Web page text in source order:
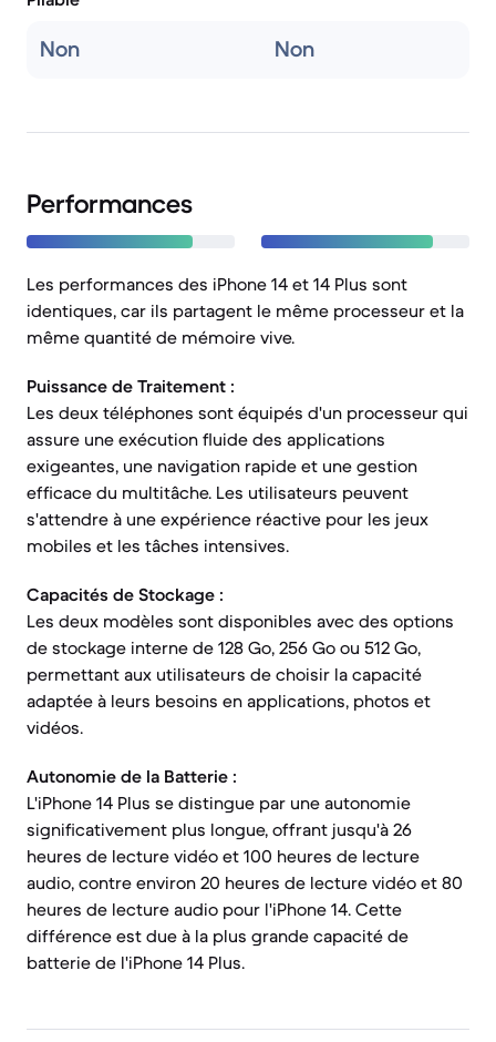
Non Non
Performances
Les performances des iPhone 14 et 14 Plus sont
identiques, car ils partagent le même processeur et la
même quantité de mémoire vive.
Puissance de Traitement :
Les deux téléphones sont équipés d'un processeur qui
assure une exécution fluide des applications
exigeantes, une navigation rapide et une gestion
efficace du multitâche. Les utilisateurs peuvent
s'attendre à une expérience réactive pour les jeux
mobiles et les tâches intensives.
Capacités de Stockage :
Les deux modèles sont disponibles avec des options
de stockage interne de 128 Go, 256 Go ou 512 Go,
permettant aux utilisateurs de choisir la capacité
adaptée à leurs besoins en applications, photos et
vidéos.
Autonomie de la Batterie :
L'iPhone 14 Plus se distingue par une autonomie
significativement plus longue, offrant jusqu'à 26
heures de lecture vidéo et 100 heures de lecture
audio, contre environ 20 heures de lecture vidéo et 80
heures de lecture audio pour l'iPhone 14. Cette
différence est due à la plus grande capacité de
batterie de l'iPhone 14 Plus.